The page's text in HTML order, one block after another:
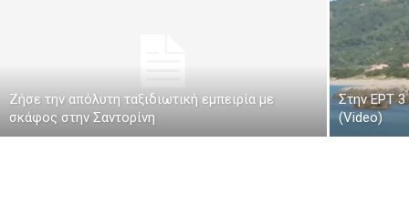
Ζήσε την απόλυτη ταξιδιωτική εμπειρία με
σκάφος στην Σαντορίνη
Στην ΕΡΤ 3
(Video)